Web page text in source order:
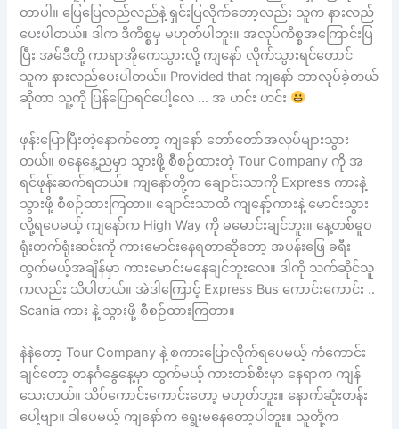
တာပါ။ ပြေပြေလည်လည်နဲ့ ရှင်းပြလိုက်တော့လည်း သူက နားလည်
ပေးပါတယ်။ ဒါက ဒီကိစ္စမှ မဟုတ်ပါဘူး။ အလုပ်ကိစ္စအကြောင်းပြ
ပြီး အမ်ဒီတို့ ကာရာအိုကေသွားလို့ ကျနော် လိုက်သွားရင်တောင်
သူက နားလည်ပေးပါတယ်။ Provided that ကျနော် ဘာလုပ်ခဲ့တယ်
ဆိုတာ သူ့ကို ပြန်ပြောရင်ပေါ့လေ … အ ဟင်း ဟင်း
ဖုန်းပြောပြီးတဲ့နောက်တော့ ကျနော် တော်တော်အလုပ်များသွား
တယ်။ စနေနေ့ညမှာ သွားဖို့ စီစဉ်ထားတဲ့ Tour Company ကို အ
ရင်ဖုန်းဆက်ရတယ်။ ကျနော်တို့က ချောင်းသာကို Express ကားနဲ့
သွားဖို့ စီစဉ်ထားကြတာ။ ချောင်းသာထိ ကျနော့်ကားနဲ့ မောင်းသွား
လို့ရပေမယ့် ကျနော်က High Way ကို မမောင်းချင်ဘူး။ နေ့တစ်ဓူဝ
ရုံးတက်ရုံးဆင်းကို ကားမောင်းနေရတာဆိုတော့ အပန်းဖြေ ခရီး
ထွက်မယ့်အချိန်မှာ ကားမောင်းမနေချင်ဘူးလေ။ ဒါကို သက်ဆိုင်သူ
ကလည်း သိပါတယ်။ အဲဒါကြောင့် Express Bus ကောင်းကောင်း ..
Scania ကား နဲ့ သွားဖို့ စီစဉ်ထားကြတာ။
နဲနဲတော့ Tour Company နဲ့ စကားပြောလိုက်ရပေမယ့် ကံကောင်း
ချင်တော့ တနင်္ဂနွေနေ့မှာ ထွက်မယ့် ကားတစ်စီးမှာ နေရာက ကျန်
သေးတယ်။ သိပ်ကောင်းကောင်းတော့ မဟုတ်ဘူး။ နောက်ဆုံးတန်း
ပေါ့ဗျာ။ ဒါပေမယ့် ကျနော်က ရွေးမနေတော့ပါဘူး။ သူတို့က